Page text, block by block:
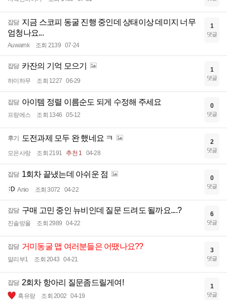
잡담 지금 스코피 동굴 진행 중인데 상태이상 데미지 너무
엄청나요...
Auwarnk 조회 2139 07-24
1
댓글
잡담 카잔의 기억 모으기
하미하무 조회 1227 06-29
1
댓글
잡담 아이템 정렬 이름순도 되게 수정해 주세요
프랑에스 조회 1346 05-12
0
댓글
후기 도전과제 모두 완 했네요 ㅋ
모은사랑 조회 2191 추천 1 04-28
2
댓글
잡담 1회차 끝냈는데 아쉬운 점
Anio 조회 3072 04-22
0
댓글
잡담 구매 고민 중인 뉴비인데 질문 드려도 될까요....?
진솔방울 조회 2989 04-22
6
댓글
잡담 거미동굴 맵 여러분들은 어땠나요??
말리부1 조회 2043 04-21
3
댓글
잡담 2회차 항아리 질문좀드릴게여!
흑유랑 조회 2002 04-19
1
댓글